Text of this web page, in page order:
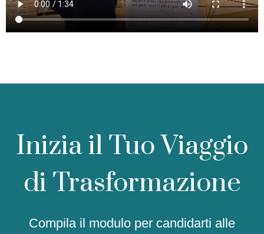
Inizia il Tuo Viaggio
di Trasformazione
Compila il modulo per candidarti alle